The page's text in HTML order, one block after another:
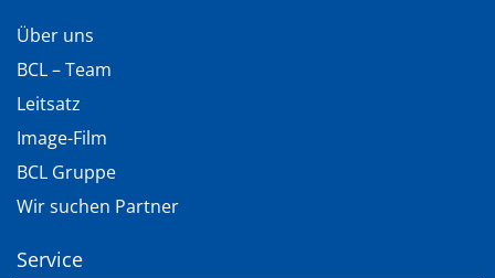
Über uns
BCL – Team
Leitsatz
Image-Film
BCL Gruppe
Wir suchen Partner
Service